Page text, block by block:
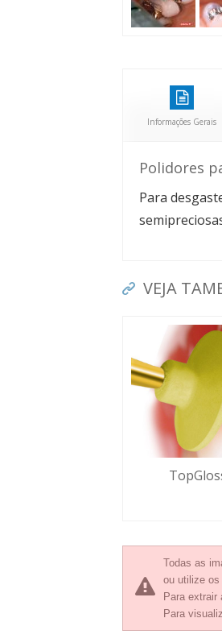
Informações Gerais
Polidores
Para
VEJA
Todas as
ou utilize
Para extrair
Para